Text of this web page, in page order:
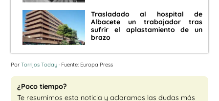
Trasladado al hospital de
Albacete un trabajador tras
sufrir el aplastamiento de un
brazo
Por Torrijos Today · Fuente: Europa Press
¿Poco tiempo?
Te resumimos esta noticia y aclaramos las dudas más